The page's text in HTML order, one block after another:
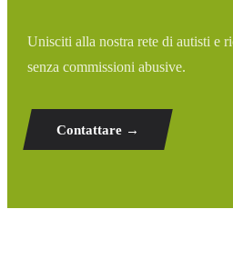
Unisciti alla nostra rete di autisti e
senza commissioni abusive.
Contattare →